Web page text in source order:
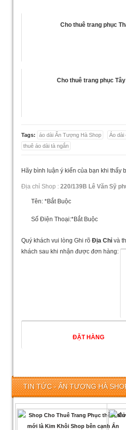
Cho thuê trang phục
Cho thuê trang phục
Tags: áo dài Ấn Tượng Hà Shop
Áo dài
thuê áo dài tà ngắn
Hãy bình luận ý kiến của bạn khi thấy
Địa chỉ Shop : 220/139B Lê Văn Sỹ
Tên: *Bắt Buộc
Số Điện Thoại:*Bắt Buộc
Quý khách vui lòng Ghi rõ Địa Chỉ và
khách sau khi nhận được đơn hàng:
TIN TỨC - ẤN TƯỢNG HÀ